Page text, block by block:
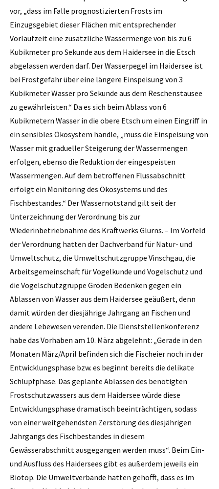
vor, „dass im Falle prognostizierten Frosts im
Einzugsgebiet dieser Flächen mit entsprechender
Vorlaufzeit eine zusätzliche Wassermenge von bis zu 6
Kubikmeter pro Sekunde aus dem Haidersee in die Etsch
abgelassen werden darf. Der Wasserpegel im Haidersee ist
bei Frostgefahr über eine längere Einspeisung von 3
Kubikmeter Wasser pro Sekunde aus dem Reschenstausee
zu gewährleisten.“ Da es sich beim Ablass von 6
Kubikmetern Wasser in die obere Etsch um einen Eingriff in
ein sensibles Ökosystem handle, „muss die Einspeisung von
Wasser mit gradueller Steigerung der Wassermengen
erfolgen, ebenso die Reduktion der eingespeisten
Wassermengen. Auf dem betroffenen Flussabschnitt
erfolgt ein Monitoring des Ökosystems und des
Fischbestandes.“ Der Wassernotstand gilt seit der
Unterzeichnung der Verordnung bis zur
Wiederinbetriebnahme des Kraftwerks Glurns. – Im Vorfeld
der Verordnung hatten der Dachverband für Natur- und
Umweltschutz, die Umweltschutzgruppe Vinschgau, die
Arbeitsgemeinschaft für Vogelkunde und Vogelschutz und
die Vogelschutzgruppe Gröden Bedenken gegen ein
Ablassen von Wasser aus dem Haidersee geäußert, denn
damit würden der diesjährige Jahrgang an Fischen und
andere Lebewesen verenden. Die Dienststellenkonferenz
habe das Vorhaben am 10. März abgelehnt: „Gerade in den
Monaten März/April befinden sich die Fischeier noch in der
Entwicklungsphase bzw. es beginnt bereits die delikate
Schlupfphase. Das geplante Ablassen des benötigten
Frostschutzwassers aus dem Haidersee würde diese
Entwicklungsphase dramatisch beeinträchtigen, sodass
von einer weitgehendsten Zerstörung des diesjährigen
Jahrgangs des Fischbestandes in diesem
Gewässerabschnitt ausgegangen werden muss“. Beim Ein-
und Ausfluss des Haidersees gibt es außerdem jeweils ein
Biotop. Die Umweltverbände hatten gehofft, dass es im